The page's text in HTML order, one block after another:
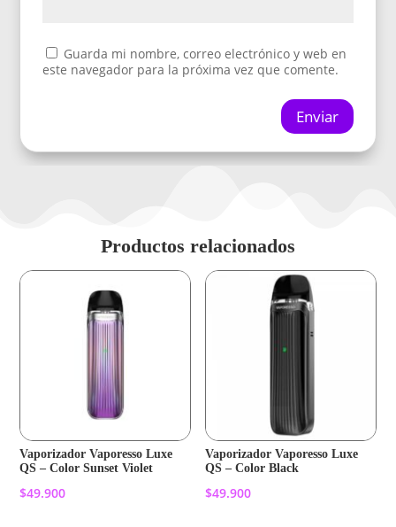
Guarda mi nombre, correo electrónico y web en
este navegador para la próxima vez que comente.
Enviar
Productos relacionados
Vaporizador Vaporesso Luxe
QS – Color Sunset Violet
$49.900
Vaporizador Vaporesso Luxe
QS – Color Black
$49.900